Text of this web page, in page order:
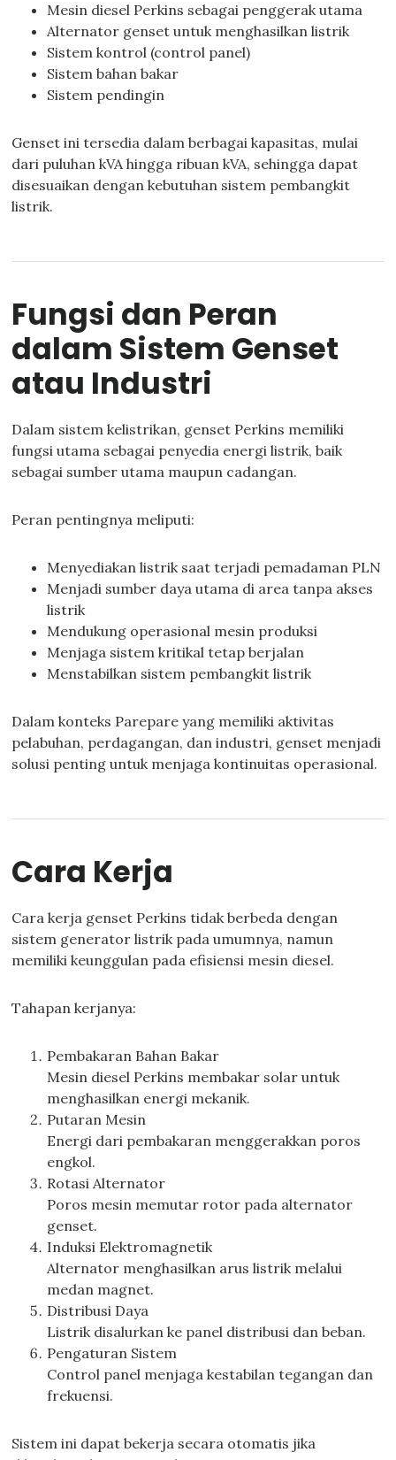
Mesin diesel Perkins sebagai penggerak utama
Alternator genset untuk menghasilkan listrik
Sistem kontrol (control panel)
Sistem bahan bakar
Sistem pendingin
Genset ini tersedia dalam berbagai kapasitas, mulai
dari puluhan kVA hingga ribuan kVA, sehingga dapat
disesuaikan dengan kebutuhan sistem pembangkit
listrik.
Fungsi dan Peran
dalam Sistem Genset
atau Industri
Dalam sistem kelistrikan, genset Perkins memiliki
fungsi utama sebagai penyedia energi listrik, baik
sebagai sumber utama maupun cadangan.
Peran pentingnya meliputi:
Menyediakan listrik saat terjadi pemadaman PLN
Menjadi sumber daya utama di area tanpa akses
listrik
Mendukung operasional mesin produksi
Menjaga sistem kritikal tetap berjalan
Menstabilkan sistem pembangkit listrik
Dalam konteks Parepare yang memiliki aktivitas
pelabuhan, perdagangan, dan industri, genset menjadi
solusi penting untuk menjaga kontinuitas operasional.
Cara Kerja
Cara kerja genset Perkins tidak berbeda dengan
sistem generator listrik pada umumnya, namun
memiliki keunggulan pada efisiensi mesin diesel.
Tahapan kerjanya:
Pembakaran Bahan Bakar
Mesin diesel Perkins membakar solar untuk
menghasilkan energi mekanik.
Putaran Mesin
Energi dari pembakaran menggerakkan poros
engkol.
Rotasi Alternator
Poros mesin memutar rotor pada alternator
genset.
Induksi Elektromagnetik
Alternator menghasilkan arus listrik melalui
medan magnet.
Distribusi Daya
Listrik disalurkan ke panel distribusi dan beban.
Pengaturan Sistem
Control panel menjaga kestabilan tegangan dan
frekuensi.
Sistem ini dapat bekerja secara otomatis jika